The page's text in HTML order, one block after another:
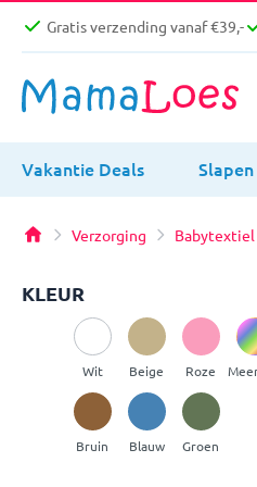
Gratis verzending vanaf €39,-
Vakantie Deals Slapen
Verzorging Babytextiel
KLEUR
Wit Beige Roze
Bruin Blauw Groen